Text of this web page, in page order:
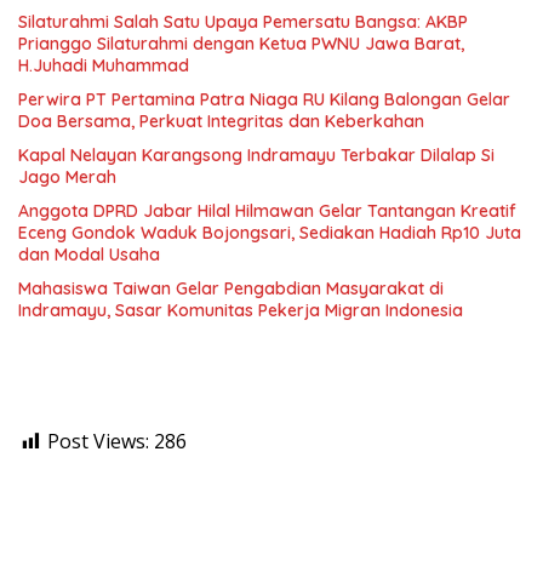
Silaturahmi Salah Satu Upaya Pemersatu Bangsa: AKBP
Prianggo Silaturahmi dengan Ketua PWNU Jawa Barat,
H.Juhadi Muhammad
Perwira PT Pertamina Patra Niaga RU Kilang Balongan Gelar
Doa Bersama, Perkuat Integritas dan Keberkahan
Kapal Nelayan Karangsong Indramayu Terbakar Dilalap Si
Jago Merah
Anggota DPRD Jabar Hilal Hilmawan Gelar Tantangan Kreatif
Eceng Gondok Waduk Bojongsari, Sediakan Hadiah Rp10 Juta
dan Modal Usaha
Mahasiswa Taiwan Gelar Pengabdian Masyarakat di
Indramayu, Sasar Komunitas Pekerja Migran Indonesia
Post Views: 286